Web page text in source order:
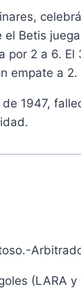
Betis
por 2 a 6.
empate a 2.
1947,
(LARA